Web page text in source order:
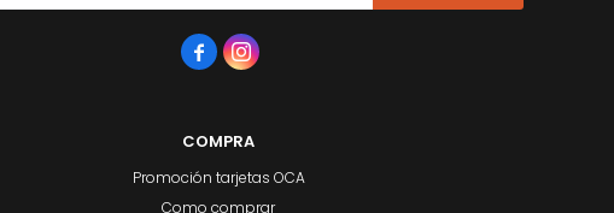
COMPRA
Promoción tarjetas OCA
Como comprar
 